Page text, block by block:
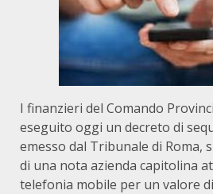
I finanzieri del Comando
eseguito oggi un decreto di
emesso dal Tribunale di Roma,
di una nota azienda capitolina
telefonia mobile per un valore